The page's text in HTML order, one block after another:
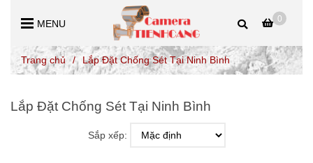
0
MENU
Trang chủ / Lắp Đặt Chống Sét Tại Ninh Bình
Lắp Đặt Chống Sét Tại Ninh Bình
Sắp xếp: